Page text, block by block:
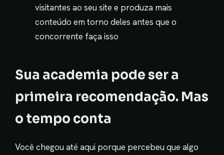
visitantes ao seu site e produza mais
conteúdo em torno deles antes que o
concorrente faça isso
Sua academia pode ser a
primeira recomendação. Mas
o tempo conta
Você chegou até aqui porque percebeu que algo